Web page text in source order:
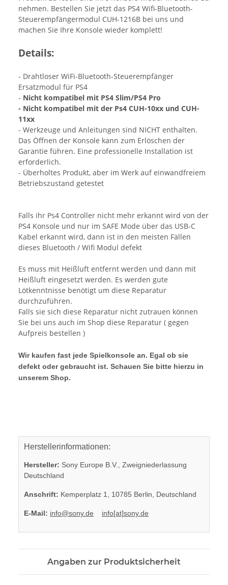
nehmen. Bestellen Sie jetzt das PS4 Wifi-Bluetooth-
Steuerempfängermodul CUH-1216B bei uns und
machen Sie Ihre Konsole wieder komplett!
Details:
- Drahtloser WiFi-Bluetooth-Steuerempfänger
Ersatzmodul für PS4
- Nicht kompatibel mit PS4 Slim/PS4 Pro
- Nicht kompatibel mit der Ps4 CUH-10xx und CUH-
11xx
- Werkzeuge und Anleitungen sind NICHT enthalten.
Das Öffnen der Konsole kann zum Erlöschen der
Garantie führen. Eine professionelle Installation ist
erforderlich.
- Überholtes Produkt, aber im Werk auf einwandfreiem
Betriebszustand getestet
Falls ihr Ps4 Controller nicht mehr erkannt wird von der
PS4 Konsole und nur im SAFE Mode über das USB-C
Kabel erkannt wird, dann ist in den meisten Fällen
dieses Bluetooth / Wifi Modul defekt
Es muss mit Heißluft entfernt werden und dann mit
Heißluft eingesetzt werden. Es werden gute
Lötkenntnisse benötigt um diese Reparatur
durchzuführen.
Falls sie sich diese Reparatur nicht zutrauen können
Sie bei uns auch im Shop diese Reparatur ( gegen
Aufpreis bestellen )
Wir kaufen fast jede Spielkonsole an. Egal ob sie
defekt oder gebraucht ist. Schauen Sie bitte hierzu in
unserem Shop.
Herstellerinformationen:
Hersteller: Sony Europe B.V., Zweigniederlassung
Deutschland
Anschrift: Kemperplatz 1, 10785 Berlin, Deutschland
E-Mail: info@sony.de info[at]sony.de
Angaben zur Produktsicherheit